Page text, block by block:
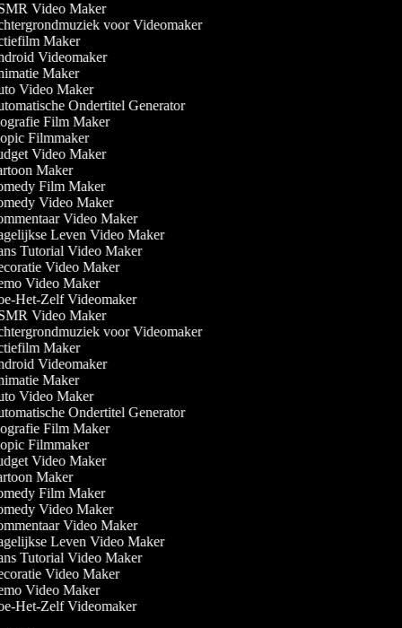
Video Maker
voor Videomaker
Maker
Videomaker
Maker
Video Maker
Ondertitel Generator
Film Maker
Filmmaker
Video Maker
Maker
Film Maker
Video Maker
Video Maker
Leven Video Maker
Tutorial Video Maker
Video Maker
Video Maker
Het-Zelf Videomaker
Video Maker
voor Videomaker
Maker
Videomaker
Maker
Video Maker
Ondertitel Generator
Film Maker
Filmmaker
Video Maker
Maker
Film Maker
Video Maker
Video Maker
Leven Video Maker
Tutorial Video Maker
Video Maker
Video Maker
Het-Zelf Videomaker